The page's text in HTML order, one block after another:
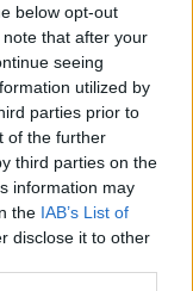
below opt-out
that after your
seeing
utilized by
parties prior to
of the further
third parties on the
information may
the IAB’s List of
disclose it to other
Gatti,
Fagioli,
Yildiz,